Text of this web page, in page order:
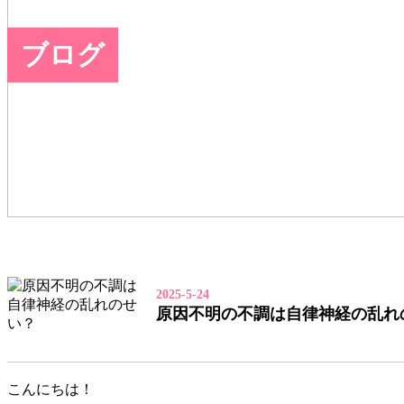
ブログ
2025-5-24
原因不明の不調は自律神経の乱
こんにちは！